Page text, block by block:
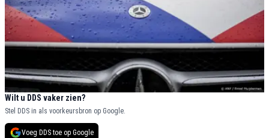
Wilt u DDS vaker zien?
Stel DDS in als voorkeursbron op Google.
Voeg DDS toe op Google